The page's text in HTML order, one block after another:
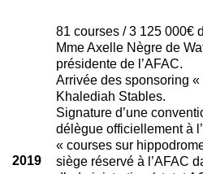
2019
81 courses / 3 125 000€
Mme Axelle Nègre de
présidente de l’AFAC.
Arrivée des sponsoring
Khalediah Stables.
Signature d’une
délègue officiellement à
« courses sur
siège réservé à l’AFAC